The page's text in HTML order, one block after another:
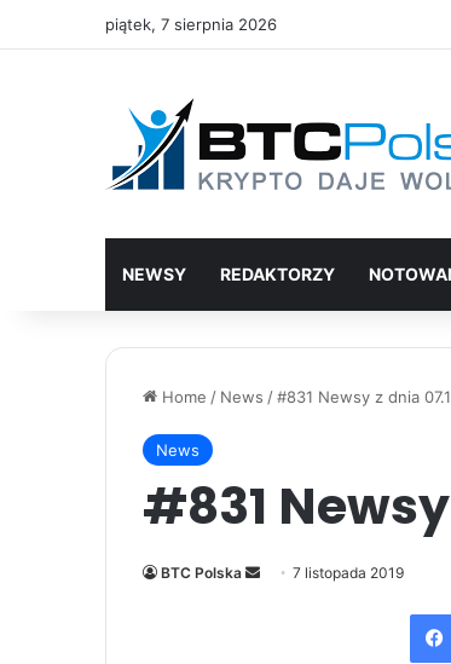
piątek, 7 sierpnia 2026
NEWSY REDAKTORZY
Home / News /#831 Newsy z dnia
News
#831 Newsy
BTC Polska
Send7 listopada 2019